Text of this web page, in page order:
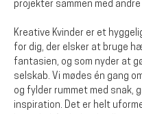
projekter sammen med
Kreative Kvinder er et
for dig, der elsker at bruge
fantasien, og som nyder at
selskab. Vi mødes én gang
og fylder rummet med snak,
inspiration. Det er helt